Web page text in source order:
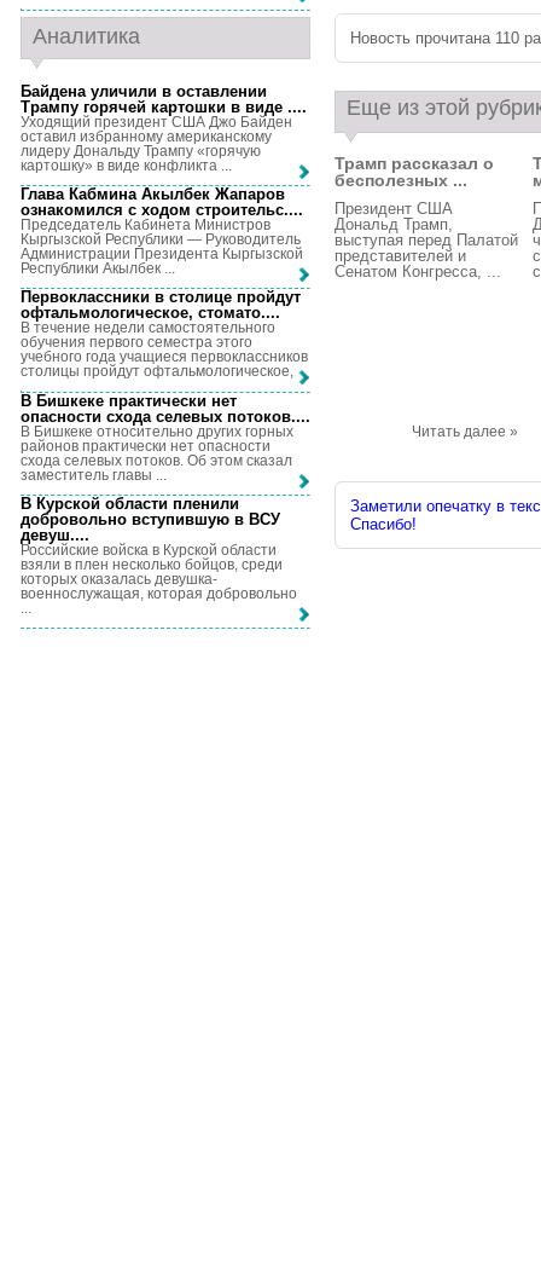
Новость прочитана 110
Еще из этой
Трамп рассказал о
бесполезных ...
Президент США
Дональд Трамп,
выступая перед Палатой
представителей и
Сенатом Конгресса, ...
Читать далее »
Заметили опечатку в
Спасибо!
Аналитика
Байдена уличили в оставлении
Трампу горячей картошки в виде ....
Уходящий президент США Джо Байден
оставил избранному американскому
лидеру Дональду Трампу «горячую
картошку» в виде конфликта ...
Глава Кабмина Акылбек Жапаров
ознакомился с ходом строительс....
Председатель Кабинета Министров
Кыргызской Республики — Руководитель
Администрации Президента Кыргызской
Республики Акылбек ...
Первоклассники в столице пройдут
офтальмологическое, стомато....
В течение недели самостоятельного
обучения первого семестра этого
учебного года учащиеся первоклассников
столицы пройдут офтальмологическое, ...
В Бишкеке практически нет
опасности схода селевых потоков....
В Бишкеке относительно других горных
районов практически нет опасности
схода селевых потоков. Об этом сказал
заместитель главы ...
В Курской области пленили
добровольно вступившую в ВСУ
девуш....
Российские войска в Курской области
взяли в плен несколько бойцов, среди
которых оказалась девушка-
военнослужащая, которая добровольно
...